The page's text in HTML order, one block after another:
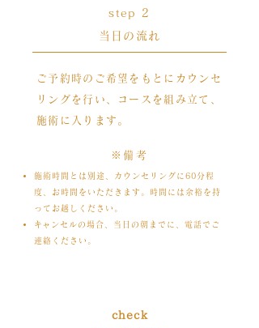
​step 2
当日の流れ
ご予約時のご希望をもとにカウンセ
リングを行い、コースを組み立て、
施術に入ります。
​※備考
施術時間とは別途、カウンセリングに60分程
度、お時間をいただきます。時間には余裕を持
ってお越しください。
​キャンセルの場合、当日の朝までに、電話でご
連絡ください。
check